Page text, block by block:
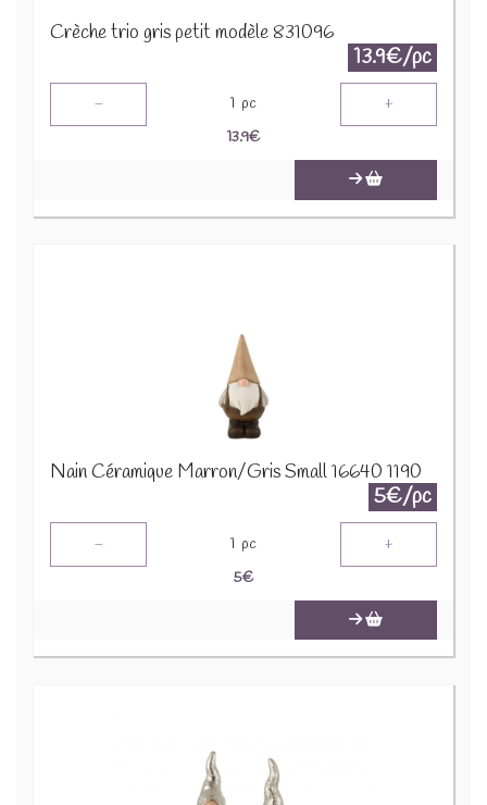
Crèche trio gris petit modèle 831096
13.9€/pc
- 1 pc +
13.9€
Nain Céramique Marron/Gris Small 16640 1190
5€/pc
- 1 pc +
5€